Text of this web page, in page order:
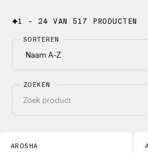
1 - 24 VAN 517 PRODUCTEN
ZOEKEN
SORTEREN
AROSHA